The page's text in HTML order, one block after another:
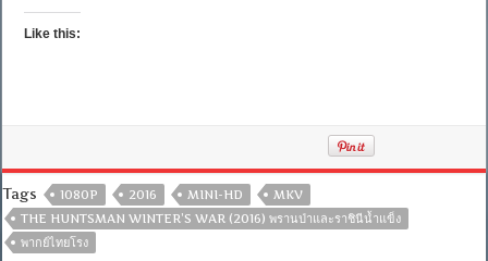
Like this:
Tags 1080P 2016 MINI-HD
MKV
THE HUNTSMAN WINTER’S WAR (2016) พรานป่าและราชินีน้ำแข็ง
พากย์ไทยโรง